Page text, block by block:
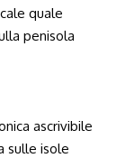
quale
penisola
ascrivibile
sulle isole